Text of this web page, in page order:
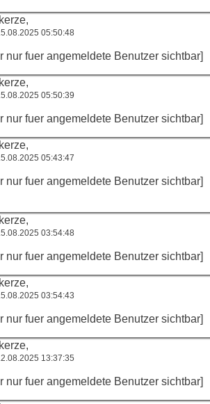
05:50:48
nur fuer angemeldete Benutzer sichtbar]
05:50:39
nur fuer angemeldete Benutzer sichtbar]
05:43:47
nur fuer angemeldete Benutzer sichtbar]
03:54:48
nur fuer angemeldete Benutzer sichtbar]
03:54:43
nur fuer angemeldete Benutzer sichtbar]
13:37:35
nur fuer angemeldete Benutzer sichtbar]